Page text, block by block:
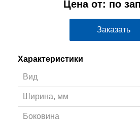
Цена от: по
Заказать
Характеристики
Вид
Ширина, мм
Боковина